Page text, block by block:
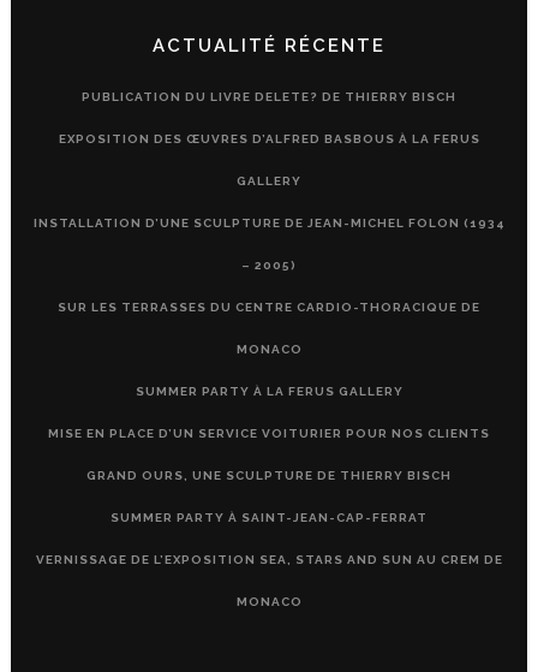
ACTUALITÉ RÉCENTE
PUBLICATION DU LIVRE DELETE? DE THIERRY BISCH
EXPOSITION DES ŒUVRES D’ALFRED BASBOUS À LA FERUS
GALLERY
INSTALLATION D’UNE SCULPTURE DE JEAN-MICHEL FOLON (1934
– 2005)
SUR LES TERRASSES DU CENTRE CARDIO-THORACIQUE DE
MONACO
SUMMER PARTY À LA FERUS GALLERY
MISE EN PLACE D’UN SERVICE VOITURIER POUR NOS CLIENTS
GRAND OURS, UNE SCULPTURE DE THIERRY BISCH
SUMMER PARTY À SAINT-JEAN-CAP-FERRAT
VERNISSAGE DE L’EXPOSITION SEA, STARS AND SUN AU CREM DE
MONACO